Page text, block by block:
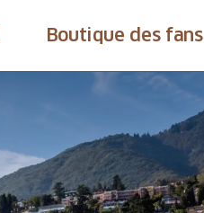
Boutique des fans